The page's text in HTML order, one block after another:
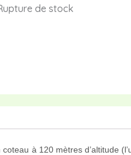
de stock
à 120 mètres d’altitude